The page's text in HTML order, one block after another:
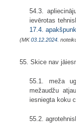
54.3.
ievērotas
17.4.
(MK03.12.2024.
55. Skice nav
55.1. meža
mežaudžu
iesniegta koku
55.2.